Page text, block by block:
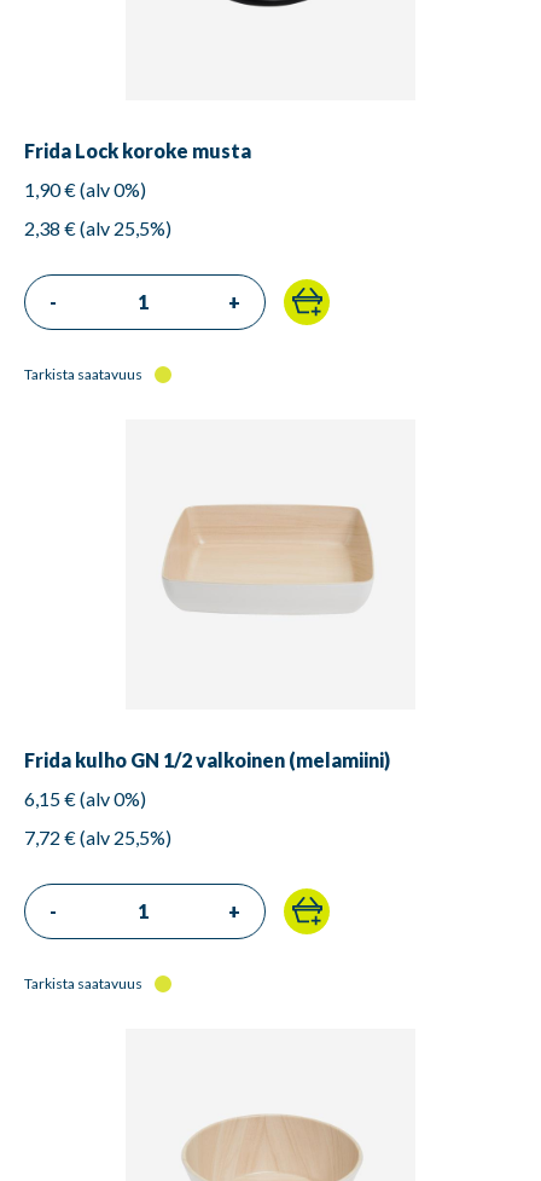
Frida Lock koroke musta
1,90 € (alv 0%)
2,38 € (alv 25,5%)
- +
Tarkista saatavuus
Frida kulho GN 1/2 valkoinen (melamiini)
6,15 € (alv 0%)
7,72 € (alv 25,5%)
- +
Tarkista saatavuus